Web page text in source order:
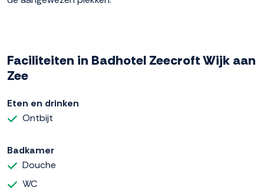
Faciliteiten in Badhotel Zeecroft Wijk aan
Zee
Eten en drinken
Ontbijt
Badkamer
Douche
WC